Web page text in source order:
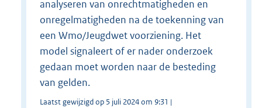
analyseren van onrechtmatigheden en
onregelmatigheden na de toekenning van
een Wmo/Jeugdwet voorziening. Het
model signaleert of er nader onderzoek
gedaan moet worden naar de besteding
van gelden.
Laatst gewijzigd op 5 juli 2024 om 9:31 |